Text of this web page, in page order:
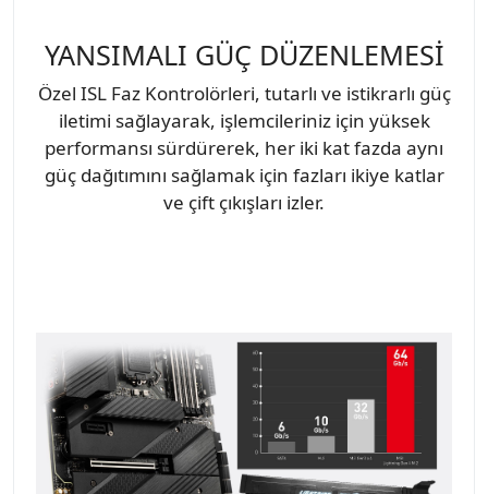
YANSIMALI GÜÇ DÜZENLEMESİ
Özel ISL Faz Kontrolörleri, tutarlı ve istikrarlı güç
iletimi sağlayarak, işlemcileriniz için yüksek
performansı sürdürerek, her iki kat fazda aynı
güç dağıtımını sağlamak için fazları ikiye katlar
ve çift çıkışları izler.